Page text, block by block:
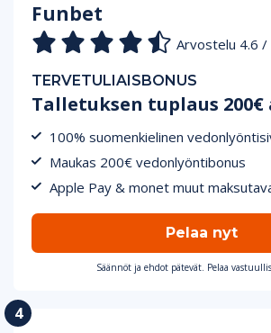
Funbet
Arvostelu 4.6 /
TERVETULIAISBONUS
Talletuksen tuplaus 200€
100% suomenkielinen
Maukas 200€ vedonlyöntibonus
Apple Pay & monet muut
Pelaa nyt
Säännöt ja ehdot pätevät. Pelaa